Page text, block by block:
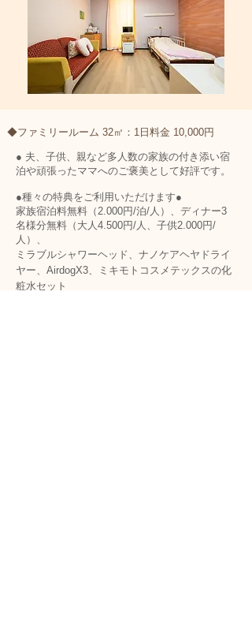
◆ファミリールーム 32㎡：1日料金 10,000円
● 夫、子供、親など多人数の家族の付き添い宿
泊や頑張ったママへのご褒美として好評です。
●種々の特典をご利用いただけます●
家族宿泊料無料（2.000円/泊/人）、ディナー3
名様分無料（大人4.500円/人、子供2.000円/
人）、
ミラブルシャワーヘッド、ナノケアヘヤドライ
ヤー、AirdogX3、ミキモトコスメテックスの化
粧水セット